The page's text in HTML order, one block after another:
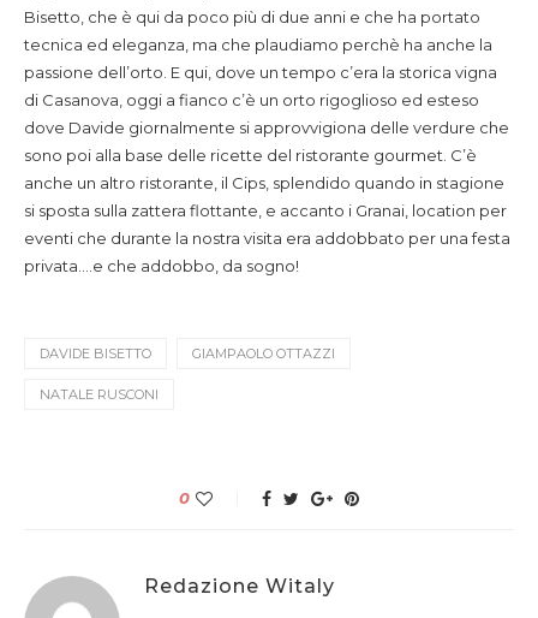
Bisetto, che è qui da poco più di due anni e che ha portato
tecnica ed eleganza, ma che plaudiamo perchè ha anche la
passione dell’orto. E qui, dove un tempo c’era la storica vigna
di Casanova, oggi a fianco c’è un orto rigoglioso ed esteso
dove Davide giornalmente si approvvigiona delle verdure che
sono poi alla base delle ricette del ristorante gourmet. C’è
anche un altro ristorante, il Cips, splendido quando in stagione
si sposta sulla zattera flottante, e accanto i Granai, location per
eventi che durante la nostra visita era addobbato per una festa
privata….e che addobbo, da sogno!
DAVIDE BISETTO GIAMPAOLO OTTAZZI
NATALE RUSCONI
0
Redazione Witaly